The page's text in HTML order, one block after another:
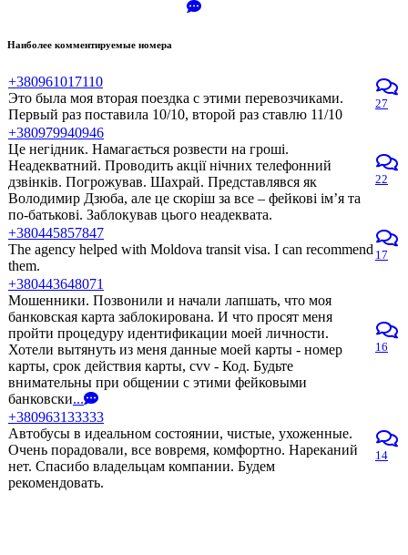
Наиболее комментируемые номера
+380961017110
Это была моя вторая поездка с этими перевозчиками.
Первый раз поставила 10/10, второй раз ставлю 11/10
27
+380979940946
Це негідник. Намагається розвести на гроші.
Неадекватний. Проводить акції нічних телефонний
дзвінків. Погрожував. Шахрай. Представлявся як
Володимир Дзюба, але це скоріш за все – фейкові ім’я та
по-батькові. Заблокував цього неадеквата.
22
+380445857847
The agency helped with Moldova transit visa. I can recommend
them.
17
+380443648071
Мошенники. Позвонили и начали лапшать, что моя
банковская карта заблокирована. И что просят меня
пройти процедуру идентификации моей личности.
Хотели вытянуть из меня данные моей карты - номер
карты, срок действия карты, cvv - Код. Будьте
внимательны при общении с этими фейковыми
банковски...
16
+380963133333
Автобусы в идеальном состоянии, чистые, ухоженные.
Очень порадовали, все вовремя, комфортно. Нареканий
нет. Спасибо владельцам компании. Будем
рекомендовать.
14